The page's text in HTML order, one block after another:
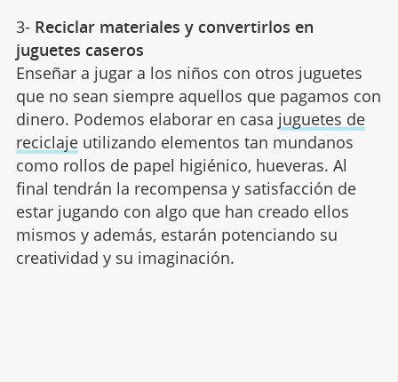
3- Reciclar materiales y convertirlos en
juguetes caseros
Enseñar a jugar a los niños con otros juguetes
que no sean siempre aquellos que pagamos con
dinero. Podemos elaborar en casa juguetes de
reciclajeutilizando elementos tan mundanos
como rollos de papel higiénico, hueveras. Al
final tendrán la recompensa y satisfacción de
estar jugando con algo que han creado ellos
mismos y además, estarán potenciando su
creatividad y su imaginación.